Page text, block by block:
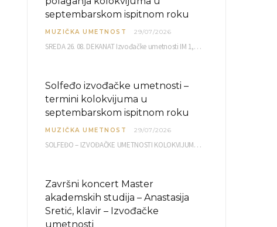
septembarskom ispitnom roku
MUZIČKA UMETNOST 29/07/2026
SREDA 26. 08. DEKANAT Izvođačke umetnosti IM 1, 2 10,00 IM 3, 4 10,30 IM…
Solfeđo izvođačke umetnosti –
termini kolokvijuma u
septembarskom ispitnom roku
MUZIČKA UMETNOST 29/07/2026
SOLFEĐO – IZVOĐAČKE UMETNOSTI KOLOKVIJUM septembarski ispitni rok četvrtak, 03.09.2026. uč. br. 12 PISMENI…
Završni koncert Master
akademskih studija – Anastasija
Sretić, klavir – Izvođačke
umetnosti